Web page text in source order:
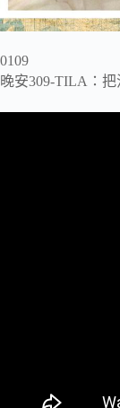
0109
晚安309-TILA：